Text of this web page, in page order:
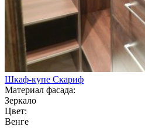
Шкаф-купе Скариф
Материал фасада:
Зеркало
Цвет:
Венге